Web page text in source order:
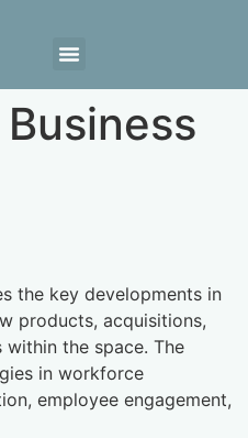
Business
the key developments in
products, acquisitions,
within the space. The
in workforce
employee engagement,